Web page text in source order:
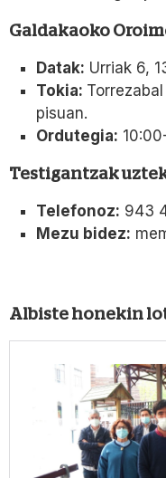
Galdakaoko
Datak: Urriak 6,
Tokia:
pisuan.
Ordutegia:
Testigantzak
Telefonoz: 943
Mezu bidez:
Albiste honekin